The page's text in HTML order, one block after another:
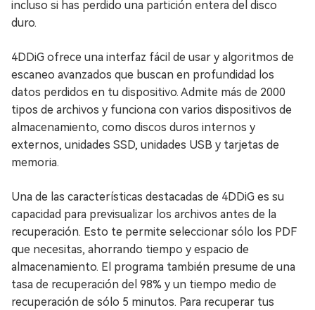
incluso si has perdido una partición entera del disco
duro.
4DDiG ofrece una interfaz fácil de usar y algoritmos de
escaneo avanzados que buscan en profundidad los
datos perdidos en tu dispositivo. Admite más de 2000
tipos de archivos y funciona con varios dispositivos de
almacenamiento, como discos duros internos y
externos, unidades SSD, unidades USB y tarjetas de
memoria.
Una de las características destacadas de 4DDiG es su
capacidad para previsualizar los archivos antes de la
recuperación. Esto te permite seleccionar sólo los PDF
que necesitas, ahorrando tiempo y espacio de
almacenamiento. El programa también presume de una
tasa de recuperación del 98% y un tiempo medio de
recuperación de sólo 5 minutos. Para recuperar tus